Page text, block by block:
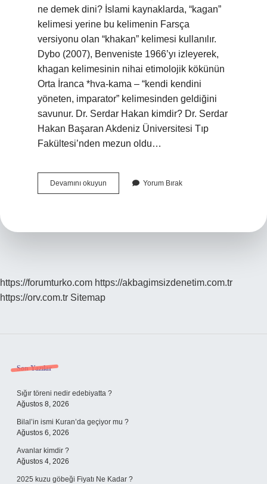
ne demek dini? İslami kaynaklarda, “kagan”
kelimesi yerine bu kelimenin Farsça
versiyonu olan “khakan” kelimesi kullanılır.
Dybo (2007), Benveniste 1966’yı izleyerek,
khagan kelimesinin nihai etimolojik kökünün
Orta İranca *hva-kama – “kendi kendini
yöneten, imparator” kelimesinden geldiğini
savunur. Dr. Serdar Hakan kimdir? Dr. Serdar
Hakan Başaran Akdeniz Üniversitesi Tıp
Fakültesi’nden mezun oldu…
Devamını okuyun
Hakan
Yorum Bırak
https://forumturko.com https://akbagimsizdenetim.com.tr
https://orv.com.tr Sitemap
Sidebar
Son Yazılar
Sığır töreni nedir edebiyatta ?
Ağustos 8, 2026
Bilal’in ismi Kuran’da geçiyor mu ?
Ağustos 6, 2026
Avanlar kimdir ?
Ağustos 4, 2026
2025 kuzu göbeği Fiyatı Ne Kadar ?